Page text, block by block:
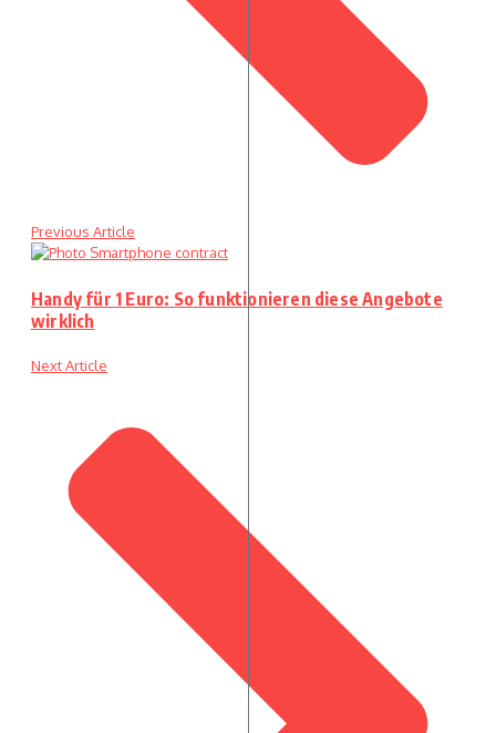
Previous Article
Handy für 1 Euro: So funktionieren diese Angebote
wirklich
Next Article